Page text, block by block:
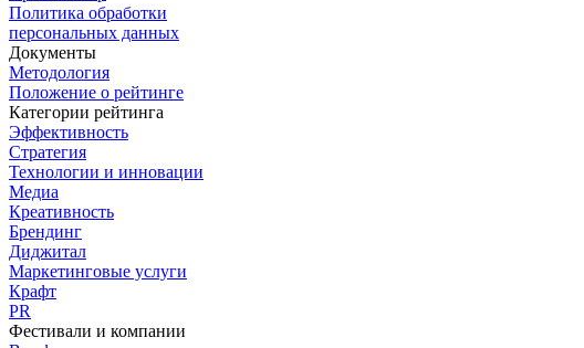
Политика обработки
персональных данных
Документы
Методология
Положение о рейтинге
Категории рейтинга
Эффективность
Стратегия
Технологии и инновации
Медиа
Креативность
Брендинг
Диджитал
Маркетинговые услуги
Крафт
PR
Фестивали и компании